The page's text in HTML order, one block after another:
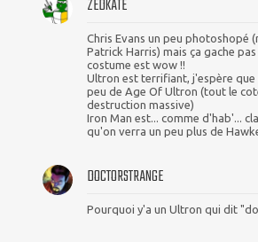
ZEDKATE
Chris Evans un peu photoshopé
Patrick Harris) mais ça gache
costume est wow !!
Ultron est terrifiant, j'espère que
peu de Age Of Ultron (tout le
destruction massive)
Iron Man est... comme d'hab'...
qu'on verra un peu plus de
DOCTORSTRANGE
Pourquoi y'a un Ultron qui dit